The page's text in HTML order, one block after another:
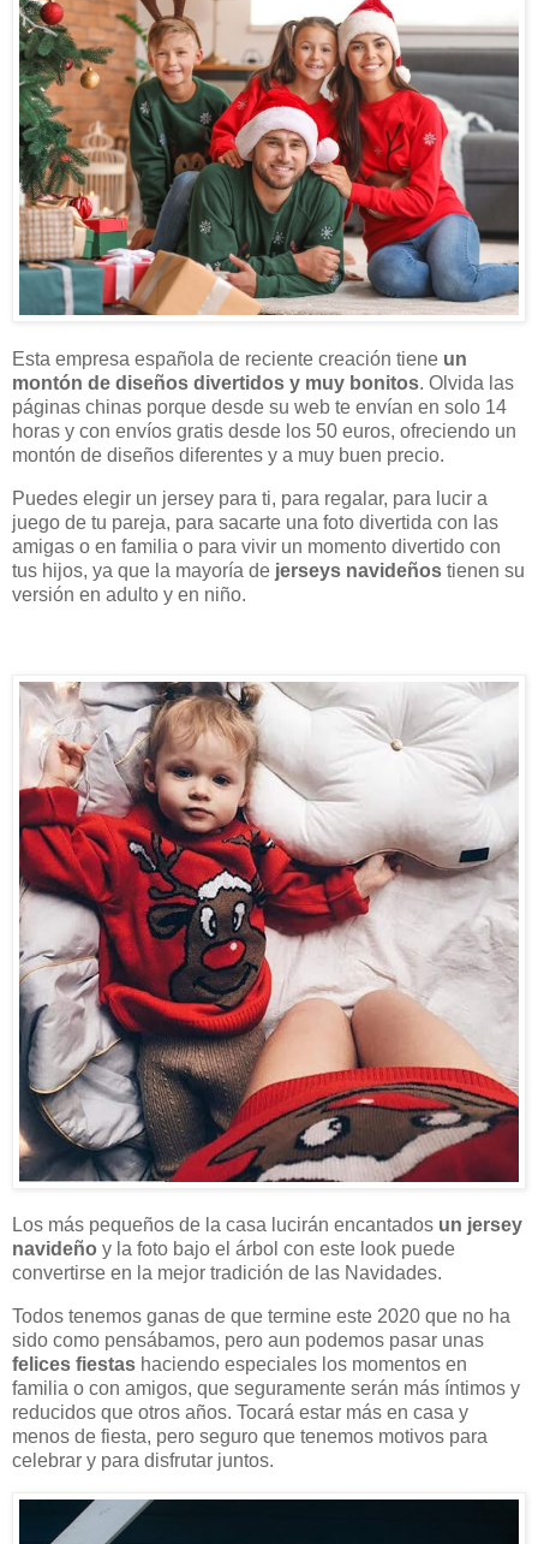
Esta empresa española de reciente creación tiene un
montón de diseños divertidos y muy bonitos. Olvida las
páginas chinas porque desde su web te envían en solo 14
horas y con envíos gratis desde los 50 euros, ofreciendo un
montón de diseños diferentes y a muy buen precio.
Puedes elegir un jersey para ti, para regalar, para lucir a
juego de tu pareja, para sacarte una foto divertida con las
amigas o en familia o para vivir un momento divertido con
tus hijos, ya que la mayoría de jerseys navideños tienen su
versión en adulto y en niño.
Los más pequeños de la casa lucirán encantados un jersey
navideño y la foto bajo el árbol con este look puede
convertirse en la mejor tradición de las Navidades.
Todos tenemos ganas de que termine este 2020 que no ha
sido como pensábamos, pero aun podemos pasar unas
felices fiestas haciendo especiales los momentos en
familia o con amigos, que seguramente serán más íntimos y
reducidos que otros años. Tocará estar más en casa y
menos de fiesta, pero seguro que tenemos motivos para
celebrar y para disfrutar juntos.